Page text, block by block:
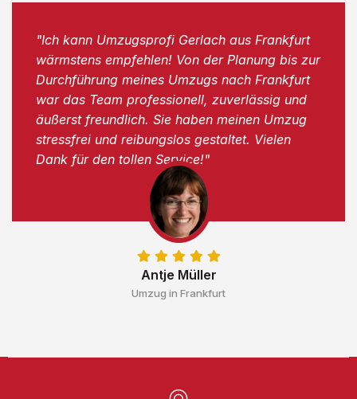
Antje Müller
Umzug in Frankfurt
"Ich kann Umzugsprofi Gerlach aus Frankfurt
wärmstens empfehlen! Von der Planung bis zur
Durchführung meines Umzugs nach Frankfurt
war das Team professionell, zuverlässig und
äußerst freundlich. Sie haben meinen Umzug
stressfrei und reibungslos gestaltet. Vielen
Dank für den tollen Service!"